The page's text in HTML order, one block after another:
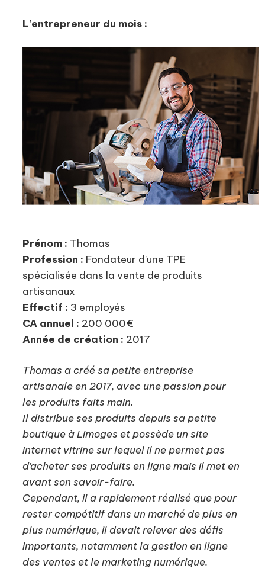
L'entrepreneur du mois :
Prénom : Thomas
Profession : Fondateur d'une TPE
spécialisée dans la vente de produits
artisanaux
Effectif : 3 employés
CA annuel : 200 000€
Année de création : 2017
Thomas a créé sa petite entreprise
artisanale en 2017, avec une passion pour
les produits faits main.
Il distribue ses produits depuis sa petite
boutique à Limoges et possède un site
internet vitrine sur lequel il ne permet pas
d’acheter ses produits en ligne mais il met en
avant son savoir-faire.
Cependant, il a rapidement réalisé que pour
rester compétitif dans un marché de plus en
plus numérique, il devait relever des défis
importants, notamment la gestion en ligne
des ventes et le marketing numérique.